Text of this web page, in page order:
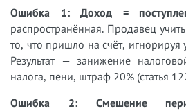
Ошибка 1: Доход =
распространённая. Продавец
то, что пришло на счёт,
Результат — занижение
налога, пени, штраф 20% (статья
Ошибка 2: Смешение